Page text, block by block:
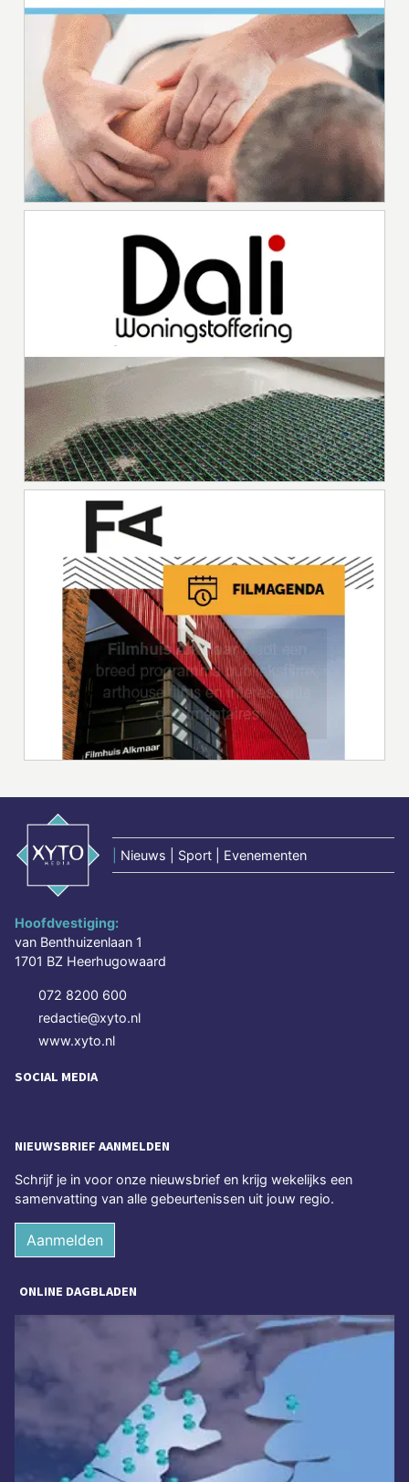
Nieuws | Sport | Evenementen
Hoofdvestiging:
van Benthuizenlaan 1
1701 BZ Heerhugowaard
072 8200 600
redactie@xyto.nl
www.xyto.nl
SOCIAL MEDIA
NIEUWSBRIEF AANMELDEN
Schrijf je in voor onze nieuwsbrief en krijg wekelijks een
samenvatting van alle gebeurtenissen uit jouw regio.
Aanmelden
ONLINE DAGBLADEN